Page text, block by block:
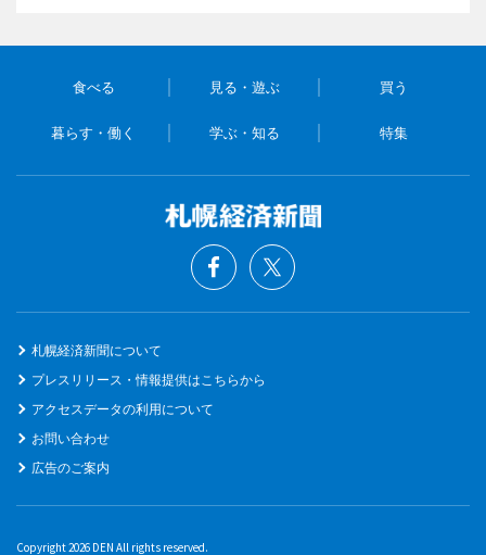
食べる 見る・遊ぶ 買う
暮らす・働く 学ぶ・知る 特集
札幌経済新聞について
プレスリリース・情報提供はこちらから
アクセスデータの利用について
お問い合わせ
広告のご案内
Copyright 2026 DEN All rights reserved.